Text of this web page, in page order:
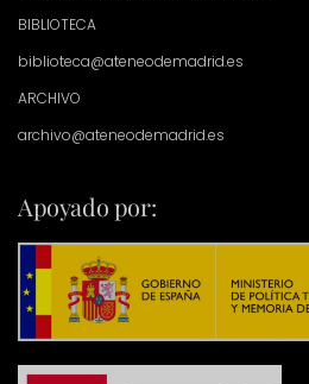
BIBLIOTECA
biblioteca@ateneodemadrid.es
ARCHIVO
archivo@ateneodemadrid.es
Apoyado por: